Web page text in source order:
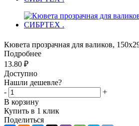
Кювета прозрачная для валиков,
Подробнее
13.80 ₽
Доступно
Нашли дешевле?
-
+
В корзину
Купить в 1 клик
Поделиться